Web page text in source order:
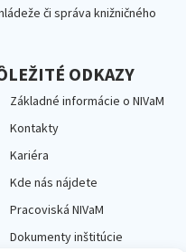
či správa knižničného
ODKAZY
Základné informácie o NIVaM
Kontakty
Kariéra
Kde nás nájdete
Pracoviská NIVaM
Dokumenty inštitúcie